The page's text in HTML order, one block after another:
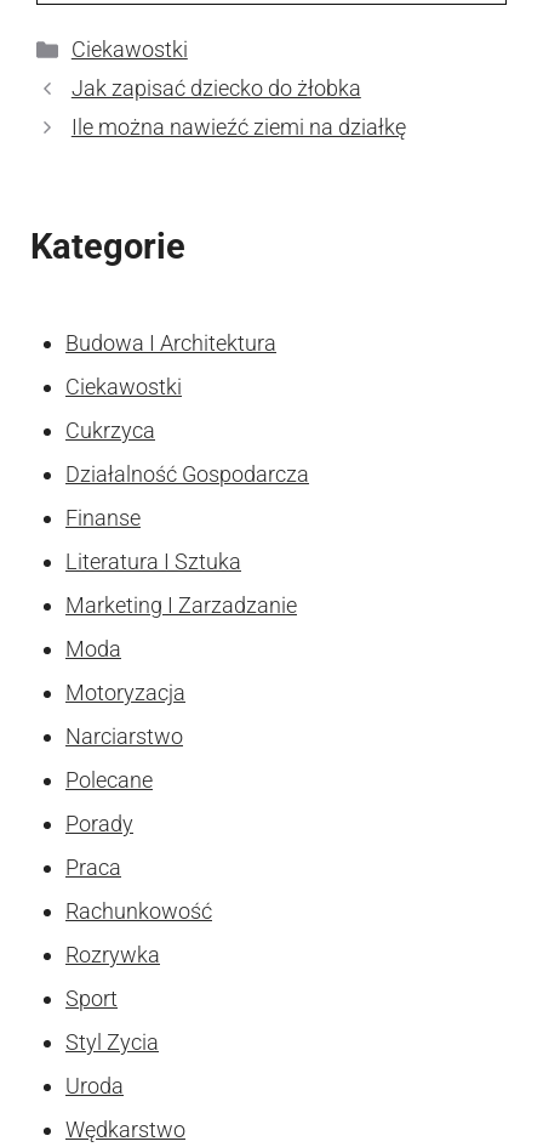
Kategorie
Ciekawostki
Jak zapisać dziecko do żłobka
Ile można nawieźć ziemi na działkę
Kategorie
Budowa I Architektura
Ciekawostki
Cukrzyca
Działalność Gospodarcza
Finanse
Literatura I Sztuka
Marketing I Zarzadzanie
Moda
Motoryzacja
Narciarstwo
Polecane
Porady
Praca
Rachunkowość
Rozrywka
Sport
Styl Zycia
Uroda
Wędkarstwo